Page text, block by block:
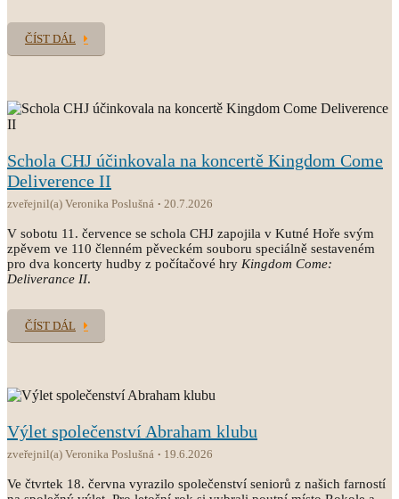
ČÍST DÁL
Schola CHJ účinkovala na koncertě Kingdom Come
Deliverence II
zveřejnil(a) Veronika Poslušná 20.7.2026
V sobotu 11. července se schola CHJ zapojila v Kutné Hoře svým
zpěvem ve 110 členném pěveckém souboru speciálně sestaveném
pro dva koncerty hudby z počítačové hry Kingdom Come:
Deliverance II.
ČÍST DÁL
Výlet společenství Abraham klubu
zveřejnil(a) Veronika Poslušná 19.6.2026
Ve čtvrtek 18. června vyrazilo společenství seniorů z našich farností